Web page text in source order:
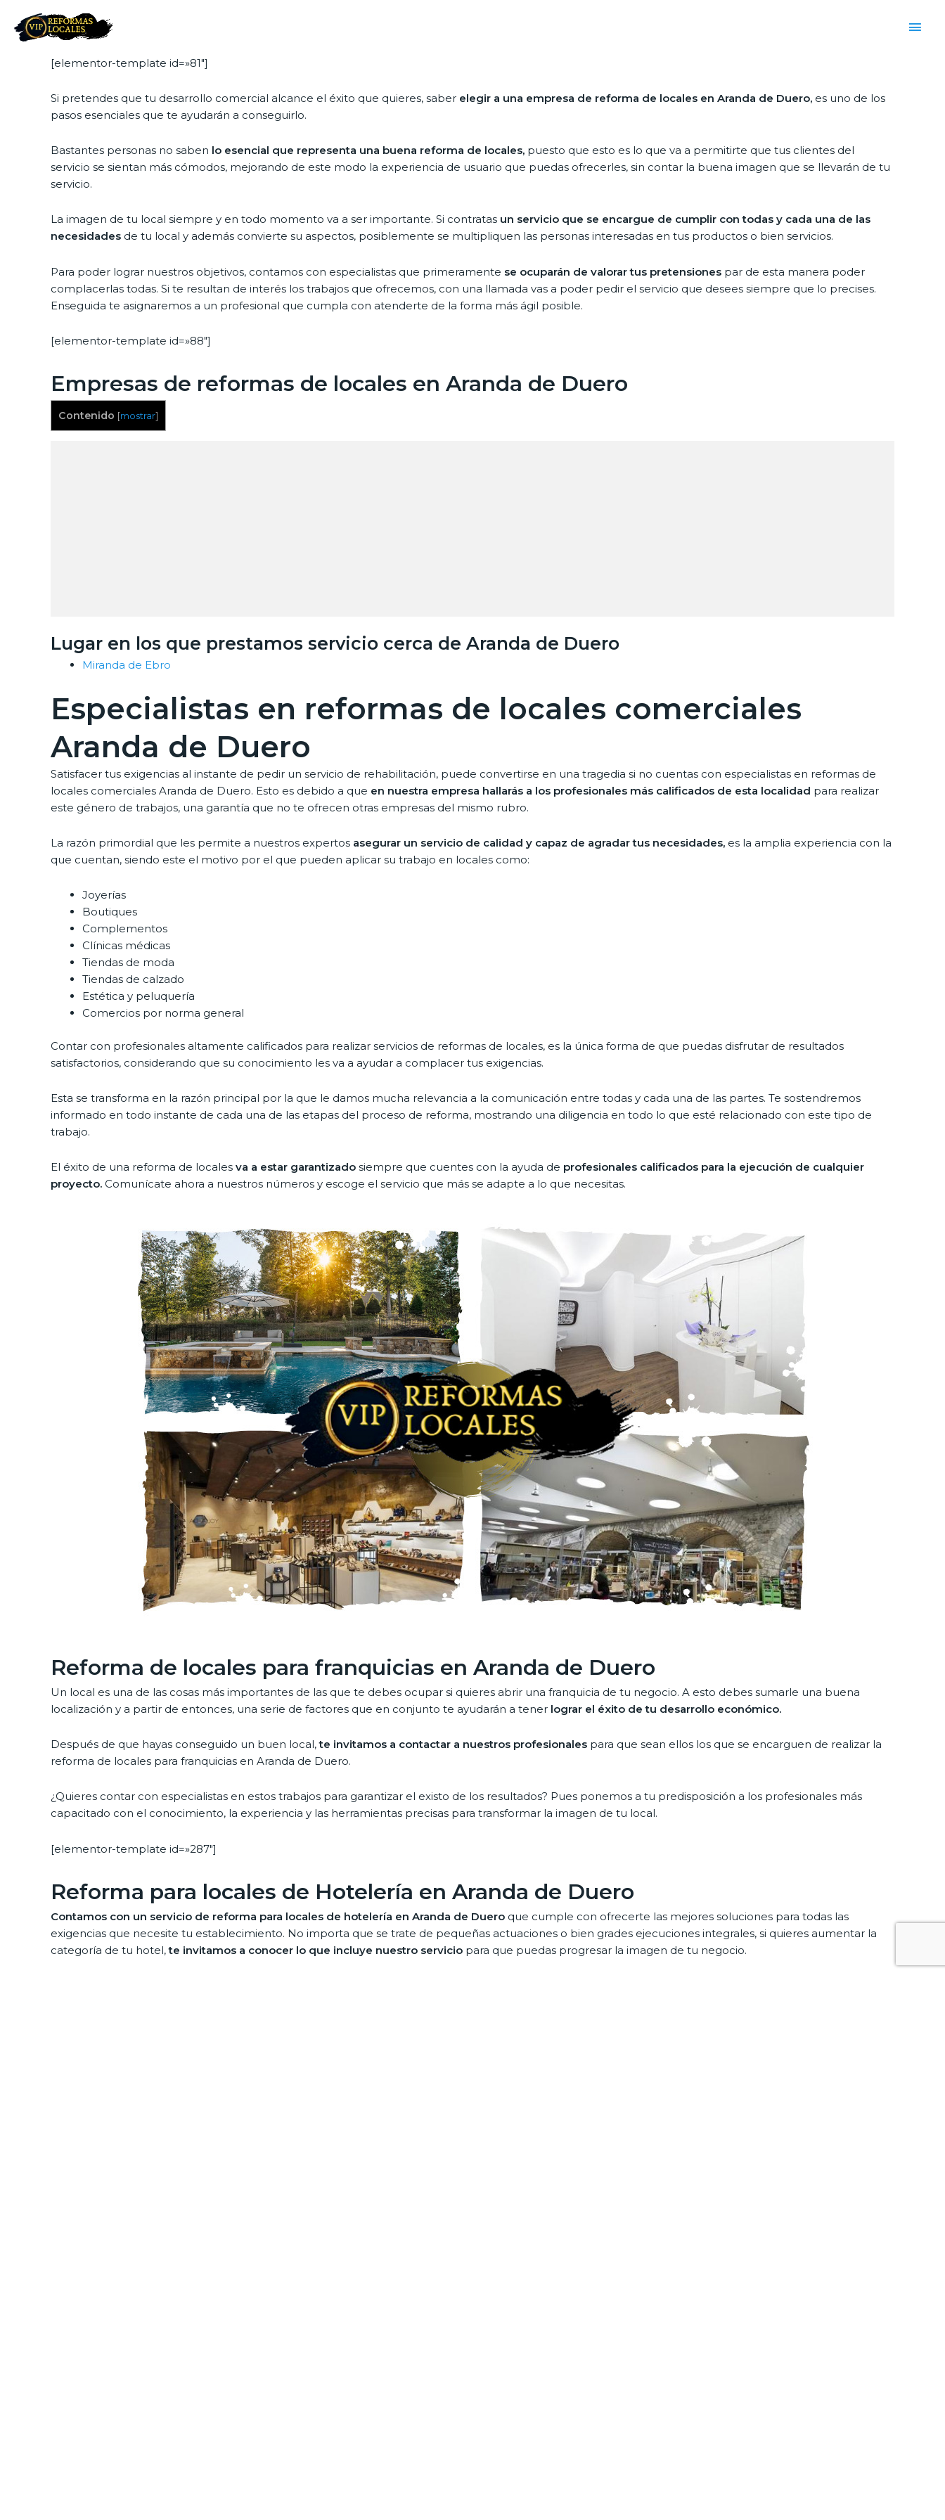
[elementor-template id=»81″]
Si pretendes que tu desarrollo comercial alcance el éxito que quieres, saber elegir a una empresa de reforma de locales en Aranda de Duero, es uno de los
pasos esenciales que te ayudarán a conseguirlo.
Bastantes personas no saben lo esencial que representa una buena reforma de locales, puesto que esto es lo que va a permitirte que tus clientes del
servicio se sientan más cómodos, mejorando de este modo la experiencia de usuario que puedas ofrecerles, sin contar la buena imagen que se llevarán de tu
servicio.
La imagen de tu local siempre y en todo momento va a ser importante. Si contratas un servicio que se encargue de cumplir con todas y cada una de las
necesidades de tu local y además convierte su aspectos, posiblemente se multipliquen las personas interesadas en tus productos o bien servicios.
Para poder lograr nuestros objetivos, contamos con especialistas que primeramente se ocuparán de valorar tus pretensiones par de esta manera poder
complacerlas todas. Si te resultan de interés los trabajos que ofrecemos, con una llamada vas a poder pedir el servicio que desees siempre que lo precises.
Enseguida te asignaremos a un profesional que cumpla con atenderte de la forma más ágil posible.
[elementor-template id=»88″]
Empresas de reformas de locales en Aranda de Duero
Contenido [mostrar]
Lugar en los que prestamos servicio cerca de Aranda de Duero
Miranda de Ebro
Especialistas en reformas de locales comerciales
Aranda de Duero
Satisfacer tus exigencias al instante de pedir un servicio de rehabilitación, puede convertirse en una tragedia si no cuentas con especialistas en reformas de
locales comerciales Aranda de Duero. Esto es debido a que en nuestra empresa hallarás a los profesionales más calificados de esta localidad para realizar
este género de trabajos, una garantía que no te ofrecen otras empresas del mismo rubro.
La razón primordial que les permite a nuestros expertos asegurar un servicio de calidad y capaz de agradar tus necesidades, es la amplia experiencia con la
que cuentan, siendo este el motivo por el que pueden aplicar su trabajo en locales como:
Joyerías
Boutiques
Complementos
Clínicas médicas
Tiendas de moda
Tiendas de calzado
Estética y peluquería
Comercios por norma general
Contar con profesionales altamente calificados para realizar servicios de reformas de locales, es la única forma de que puedas disfrutar de resultados
satisfactorios, considerando que su conocimiento les va a ayudar a complacer tus exigencias.
Esta se transforma en la razón principal por la que le damos mucha relevancia a la comunicación entre todas y cada una de las partes. Te sostendremos
informado en todo instante de cada una de las etapas del proceso de reforma, mostrando una diligencia en todo lo que esté relacionado con este tipo de
trabajo.
El éxito de una reforma de locales va a estar garantizado siempre que cuentes con la ayuda de profesionales calificados para la ejecución de cualquier
proyecto. Comunícate ahora a nuestros números y escoge el servicio que más se adapte a lo que necesitas.
Reforma de locales para franquicias en Aranda de Duero
Un local es una de las cosas más importantes de las que te debes ocupar si quieres abrir una franquicia de tu negocio. A esto debes sumarle una buena
localización y a partir de entonces, una serie de factores que en conjunto te ayudarán a tener lograr el éxito de tu desarrollo económico.
Después de que hayas conseguido un buen local,te invitamos a contactar a nuestros profesionales para que sean ellos los que se encarguen de realizar la
reforma de locales para franquicias en Aranda de Duero.
¿Quieres contar con especialistas en estos trabajos para garantizar el existo de los resultados? Pues ponemos a tu predisposición a los profesionales más
capacitado con el conocimiento, la experiencia y las herramientas precisas para transformar la imagen de tu local.
[elementor-template id=»287″]
Reforma para locales de Hotelería en Aranda de Duero
Contamos con un servicio de reforma para locales de hotelería en Aranda de Duero que cumple con ofrecerte las mejores soluciones para todas las
exigencias que necesite tu establecimiento. No importa que se trate de pequeñas actuaciones o bien grades ejecuciones integrales, si quieres aumentar la
categoría de tu hotel,te invitamos a conocer lo que incluye nuestro servicio para que puedas progresar la imagen de tu negocio.